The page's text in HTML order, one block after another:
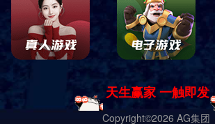
ICP备68603687号-3